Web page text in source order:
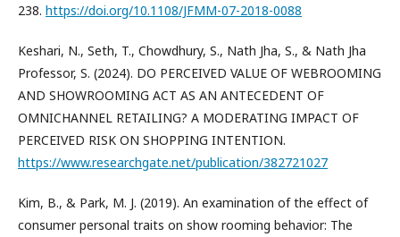
238. https://doi.org/10.1108/JFMM-07-2018-0088
Keshari, N., Seth, T., Chowdhury, S., Nath Jha, S., & Nath Jha
Professor, S. (2024). DO PERCEIVED VALUE OF WEBROOMING
AND SHOWROOMING ACT AS AN ANTECEDENT OF
OMNICHANNEL RETAILING? A MODERATING IMPACT OF
PERCEIVED RISK ON SHOPPING INTENTION.
https://www.researchgate.net/publication/382721027
Kim, B., & Park, M. J. (2019). An examination of the effect of
consumer personal traits on show rooming behavior: The